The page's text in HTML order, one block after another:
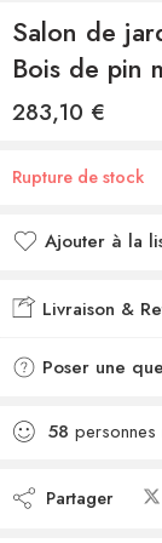
Salon de
Bois de pin
283,10 €
Rupture de stock
Ajouter à la
Ajouté à la
Livraison &
Poser une
58
Partager